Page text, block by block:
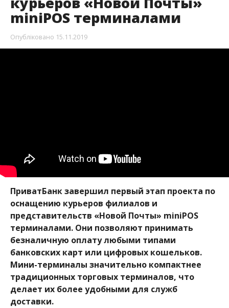
miniPOS терминалами
Опубліковано 15.11.2019
ПриватБанк завершил первый этап проекта по
оснащению курьеров филиалов и
представительств «Новой Почты» miniPOS
терминалами. Они позволяют принимать
безналичную оплату любыми типами
банковских карт или цифровых кошельков.
Мини-терминалы значительно компактнее
традиционных торговых терминалов, что
делает их более удобными для служб
доставки.